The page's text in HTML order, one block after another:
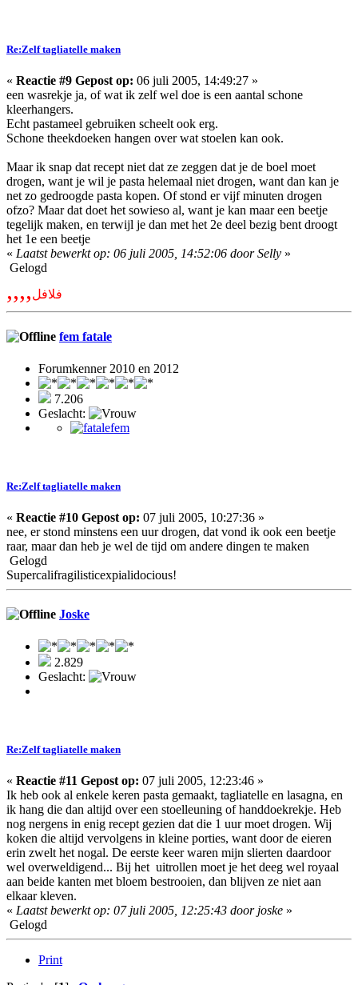
Re:Zelf tagliatelle maken
« Reactie #9 Gepost op: 06 juli 2005, 14:49:27 »
een wasrekje ja, of wat ik zelf wel doe is een aantal schone
kleerhangers.
Echt pastameel gebruiken scheelt ook erg.
Schone theekdoeken hangen over wat stoelen kan ook.
Maar ik snap dat recept niet dat ze zeggen dat je de boel moet
drogen, want je wil je pasta helemaal niet drogen, want dan kan je
net zo gedroogde pasta kopen. Of stond er vijf minuten drogen
ofzo? Maar dat doet het sowieso al, want je kan maar een beetje
tegelijk maken, en terwijl je dan met het 2e deel bezig bent droogt
het 1e een beetje
« Laatst bewerkt op: 06 juli 2005, 14:52:06 door Selly »
Gelogd
,,,,فلافل
fem fatale
Forumkenner 2010 en 2012
7.206
Geslacht:
Re:Zelf tagliatelle maken
« Reactie #10 Gepost op: 07 juli 2005, 10:27:36 »
nee, er stond minstens een uur drogen, dat vond ik ook een beetje
raar, maar dan heb je wel de tijd om andere dingen te maken
Gelogd
Supercalifragilisticexpialidocious!
Joske
2.829
Geslacht:
Re:Zelf tagliatelle maken
« Reactie #11 Gepost op: 07 juli 2005, 12:23:46 »
Ik heb ook al enkele keren pasta gemaakt, tagliatelle en lasagna, en
ik hang die dan altijd over een stoelleuning of handdoekrekje. Heb
nog nergens in enig recept gezien dat die 1 uur moet drogen. Wij
koken die altijd vervolgens in kleine porties, want door de eieren
erin zwelt het nogal. De eerste keer waren mijn slierten daardoor
wel overweldigend... Bij het uitrollen moet je het deeg wel royaal
aan beide kanten met bloem bestrooien, dan blijven ze niet aan
elkaar kleven.
« Laatst bewerkt op: 07 juli 2005, 12:25:43 door joske »
Gelogd
Print